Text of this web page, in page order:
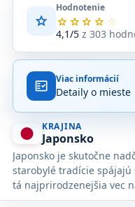
star
Hodnotenie
star star star star star
4,1/5z 303
Priemerné
hodnotenie
z
na
základe
303
hodnotení
na
Google
Maps.
fact_check Viac informácií
Detaily o mieste
KRAJINA
Japonsko
Japonsko je skutočne
starobylé tradície spájajú
tá najprirodzenejšia vec